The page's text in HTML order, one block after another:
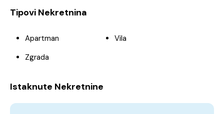
Tipovi Nekretnina
Apartman
Vila
Zgrada
Istaknute Nekretnine